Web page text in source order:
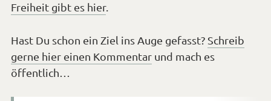
Freiheit gibt es hier.
Hast Du schon ein Ziel ins Auge gefasst? Schreib
gerne hier einen Kommentar und mach es
öffentlich…